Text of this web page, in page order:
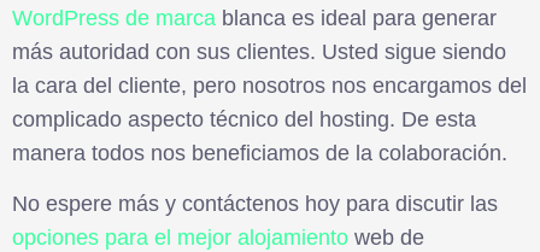
WordPress de marca blanca es ideal para generar
más autoridad con sus clientes. Usted sigue siendo
la cara del cliente, pero nosotros nos encargamos del
complicado aspecto técnico del hosting. De esta
manera todos nos beneficiamos de la colaboración.
No espere más y contáctenos hoy para discutir las
opciones para el mejor alojamiento web de